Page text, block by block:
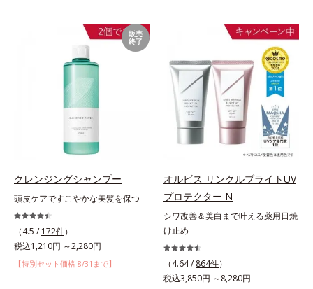
販売
終了
クレンジングシャンプー
頭皮ケアですこやかな美髪を保つ
（4.5 / 172件）
税込1,210円 ～2,280円
【特別セット価格 8/31まで】
オルビス リンクルブライトUV
プロテクター N
シワ改善＆美白まで叶える薬用日焼
け止め
（4.64 / 864件）
税込3,850円 ～8,280円